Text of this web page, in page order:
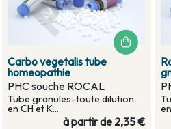
Carbo vegetalis tube
homeopathie
PHC souche ROCAL
Tube granules-toute dilution
en CH et K...
à partir de 2,35 €